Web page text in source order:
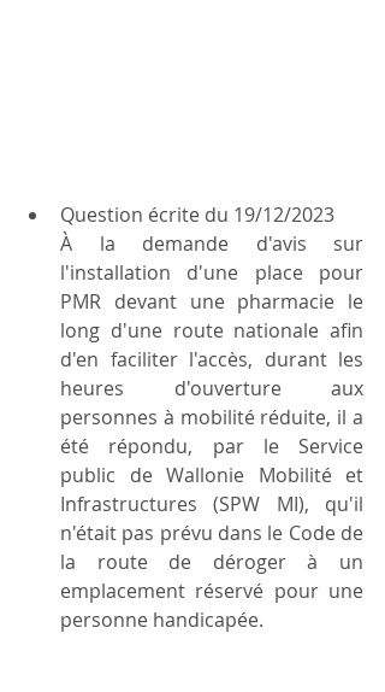
Question écrite du 19/12/2023
À la demande d'avis sur
l'installation d'une place pour
PMR devant une pharmacie le
long d'une route nationale afin
d'en faciliter l'accès, durant les
heures d'ouverture aux
personnes à mobilité réduite, il a
été répondu, par le Service
public de Wallonie Mobilité et
Infrastructures (SPW MI), qu'il
n'était pas prévu dans le Code de
la route de déroger à un
emplacement réservé pour une
personne handicapée.